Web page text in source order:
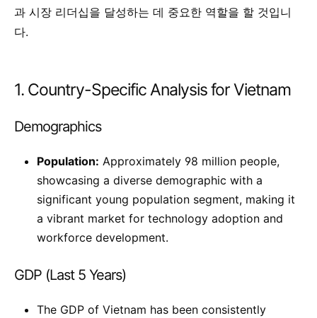
과 시장 리더십을 달성하는 데 중요한 역할을 할 것입니
다.
1. Country-Specific Analysis for Vietnam
Demographics
Population: Approximately 98 million people,
showcasing a diverse demographic with a
significant young population segment, making it
a vibrant market for technology adoption and
workforce development.
GDP (Last 5 Years)
The GDP of Vietnam has been consistently